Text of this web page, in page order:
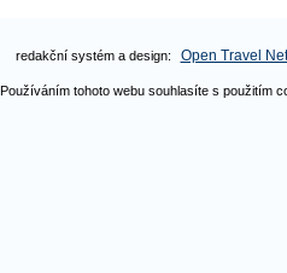
redakční systém a design: Open Travel
Používáním tohoto webu souhlasíte s použitím